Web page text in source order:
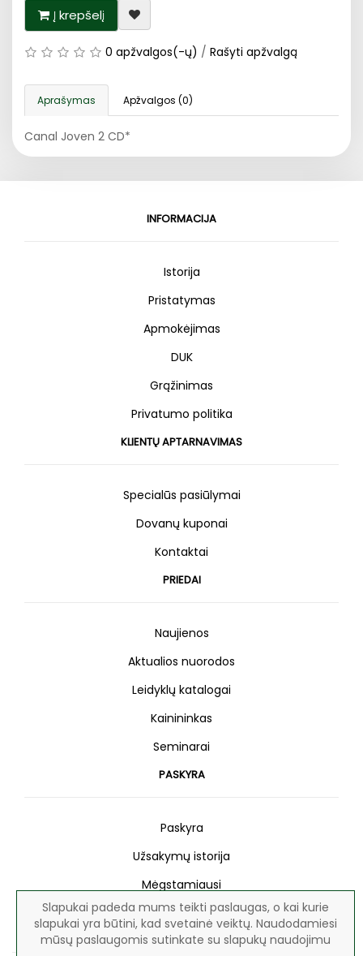
Į krepšelį
0 apžvalgos(-ų) / Rašyti apžvalgą
Aprašymas Apžvalgos (0)
Canal Joven 2 CD*
Slapukai padeda mums teikti paslaugas, o kai kurie
slapukai yra būtini, kad svetainė veiktų. Naudodamiesi
mūsų paslaugomis sutinkate su slapukų naudojimu
INFORMACIJA
Istorija
Pristatymas
Apmokėjimas
DUK
Grąžinimas
Privatumo politika
KLIENTŲ APTARNAVIMAS
Specialūs pasiūlymai
Dovanų kuponai
Kontaktai
PRIEDAI
Naujienos
Aktualios nuorodos
Leidyklų katalogai
Kainininkas
Seminarai
PASKYRA
Paskyra
Užsakymų istorija
Mėgstamiausi
Naujienlaiškis